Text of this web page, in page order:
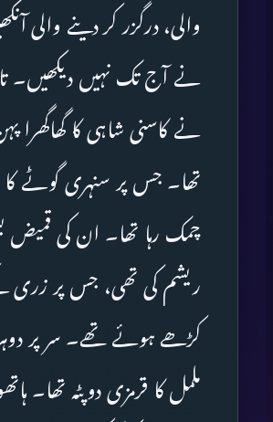
والی، درگزر کر دینے والی
نے آج تک نہیں دیکھیں۔
نے کاسنی شاہی کا گھاگھرا
تھا۔ جس پر سنہری گوٹے کا
چمک رہا تھا۔ ان کی قمیض
ریشم کی تھی، جس پر زری
کڑھے ہوئے تھے۔ سر پر
ململ کا قرمزی دوپٹہ تھا۔